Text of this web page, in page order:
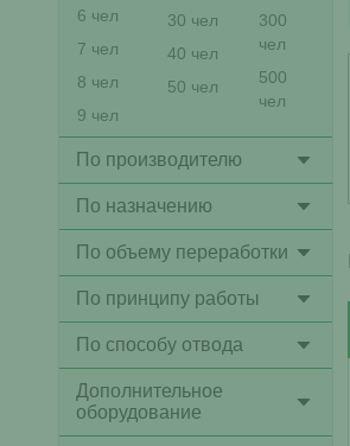
6 чел
7 чел
8 чел
9 чел
30 чел
40 чел
50 чел
300
чел
500
чел
По производителю
По назначению
По объему переработки
По принципу работы
По способу отвода
Дополнительное
оборудование